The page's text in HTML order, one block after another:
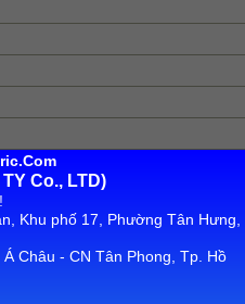
Co., LTD)
Khu phố 17, Phường Tân Hưng,
Châu - CN Tân Phong, Tp. Hồ